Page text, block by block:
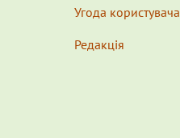
Угода користувача
Редакція